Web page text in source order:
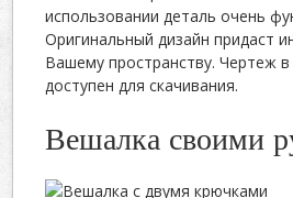
использовании деталь очень
Оригинальный дизайн придаст
Вашему пространству. Чертеж
доступен для скачивания.
Вешалка своими